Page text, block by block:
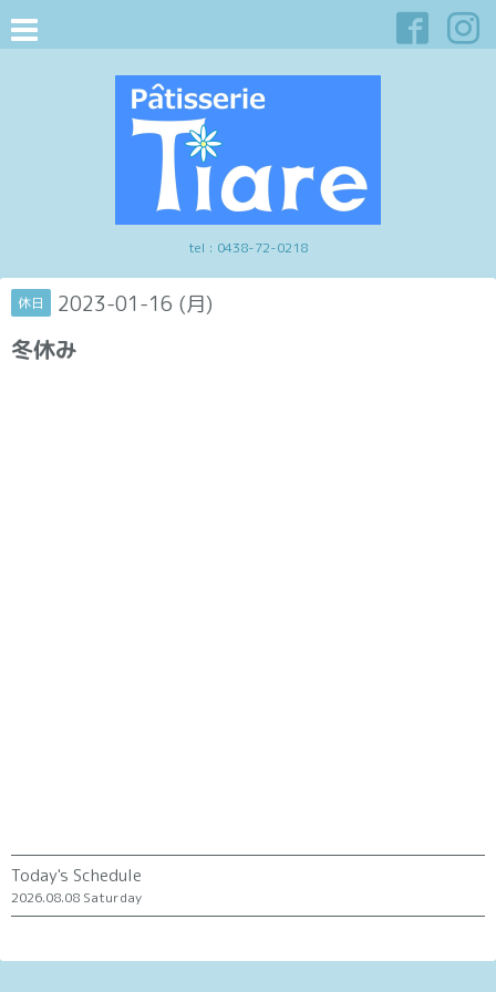
tel : 0438-72-0218
休日 2023-01-16 (月)
冬休み
Today's Schedule
2026.08.08 Saturday